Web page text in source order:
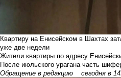
Квартиру на Енисейском в Шахтах
уже две недели
Жители квартиры по адресу
После июльского урагана часть
Обращение в редакцию
сегодня в